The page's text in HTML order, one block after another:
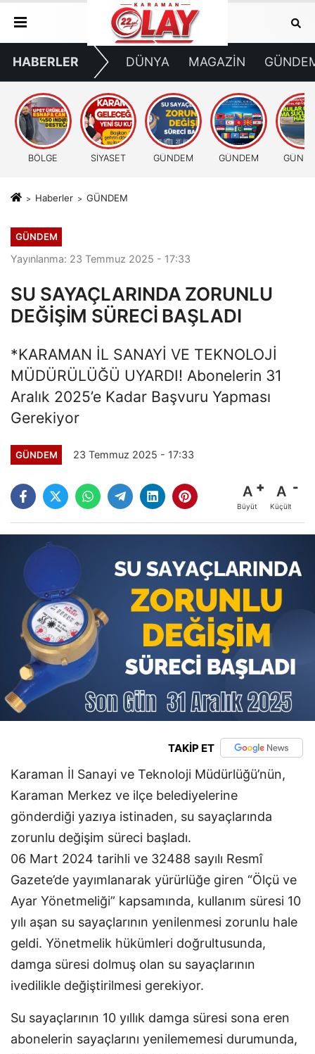
HABERLER DÜNYA MAGAZİN
BÖLGE SİYASET GÜNDEM GÜNDEM
Haberler GÜNDEM
GÜNDEM
Yayınlanma: 23 Temmuz 2025 - 17:33
SU SAYAÇLARINDA ZORUNLU
DEĞİŞİM SÜRECİ BAŞLADI
*KARAMAN İL SANAYİ VE TEKNOLOJİ
MÜDÜRÜLÜĞÜ UYARDI! Abonelerin 31
Aralık 2025’e Kadar Başvuru Yapması
Gerekiyor
GÜNDEM 23 Temmuz 2025 - 17:33
A
Büyüt
A
Küçült
TAKİP ET
Karaman İl Sanayi ve Teknoloji Müdürlüğü’nün,
Karaman Merkez ve ilçe belediyelerine
gönderdiği yazıya istinaden, su sayaçlarında
zorunlu değişim süreci başladı.
06 Mart 2024 tarihli ve 32488 sayılı Resmî
Gazete’de yayımlanarak yürürlüğe giren “Ölçü ve
Ayar Yönetmeliği” kapsamında, kullanım süresi 10
yılı aşan su sayaçlarının yenilenmesi zorunlu hale
geldi. Yönetmelik hükümleri doğrultusunda,
damga süresi dolmuş olan su sayaçlarının
ivedilikle değiştirilmesi gerekiyor.
Su sayaçlarının 10 yıllık damga süresi sona eren
abonelerin sayaçlarını yenilememesi durumunda,